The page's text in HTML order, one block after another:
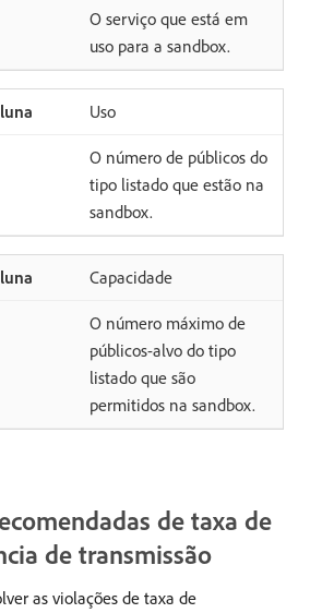
O serviço que está em
uso para a sandbox.
Uso
O número de públicos do
tipo listado que estão na
sandbox.
Capacidade
O número máximo de
públicos-alvo do tipo
listado que são
permitidos na sandbox.
de taxa de
de transmissão
as violações de taxa de